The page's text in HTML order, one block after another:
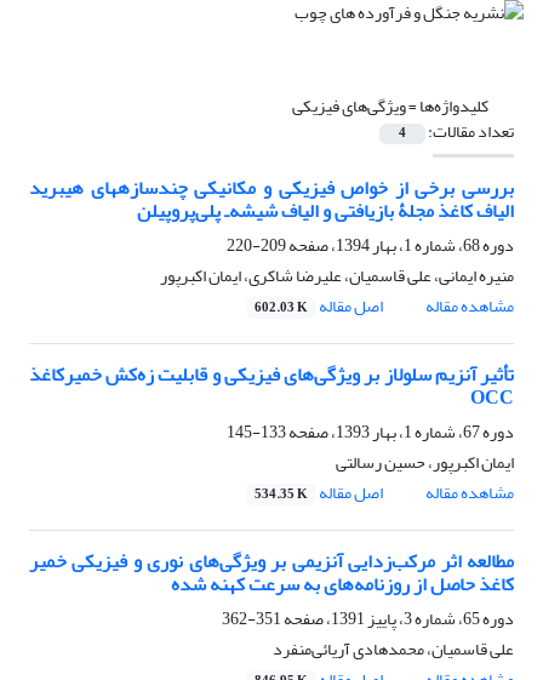
کلیدواژه‌ها =ویژگی‌های فیزیکی
تعداد مقالات: 4
بررسی برخی از خواص فیزیکی و مکانیکی چند‌سازه‏های هیبرید
الیاف کاغذ مجلۀ بازیافتی و الیاف شیشه‌ـ پلی‌پروپیلن
دوره 68، شماره 1، بهار 1394، صفحه
209-220
منیره ایمانی، علی قاسمیان، علیرضا شاکری، ایمان اکبرپور
مشاهده مقاله
اصل مقاله 602.03 K
تأثیر آنزیم سلولاز بر ویژگی‌های فیزیکی و قابلیت زه‌کش خمیرکاغذ
OCC
دوره 67، شماره 1، بهار 1393، صفحه
133-145
ایمان اکبرپور، حسین رسالتی
مشاهده مقاله
اصل مقاله 534.35 K
مطالعه اثر مرکب‌زدایی آنزیمی بر ویژگی‌های نوری و فیزیکی خمیر
کاغذ حاصل از روزنامه‌های به سرعت کهنه شده
دوره 65، شماره 3، پاییز 1391، صفحه
351-362
علی قاسمیان، محمدهادی آریائی‌منفرد